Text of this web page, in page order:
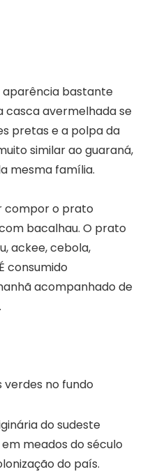
bastante
casca avermelhada se
pretas e a polpa da
similar ao guaraná,
mesma família.
compor o prato
bacalhau. O prato
ackee, cebola,
consumido
acompanhado de
do sudeste
meados do século
do país.